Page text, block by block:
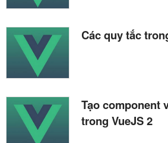
Các quy tắc
Tạo component
trong VueJS 2